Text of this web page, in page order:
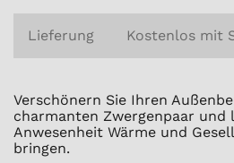
Lieferung Kostenlos mit
Verschönern Sie Ihren
charmanten Zwergenpaar und
Anwesenheit Wärme und
bringen.